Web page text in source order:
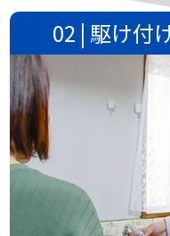
02 | 駆け付